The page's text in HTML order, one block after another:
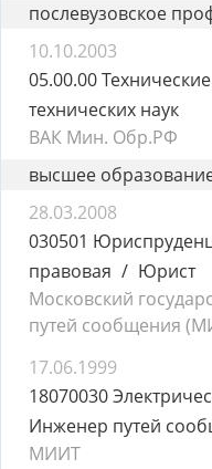
послевузовское
10.10.2003
05.00.00
технических наук
ВАК Мин. Обр.РФ
высшее
28.03.2008
030501
правовая
Юрист
Московский
путей сообщения
17.06.1999
18070030
Инженер путей
МИИТ